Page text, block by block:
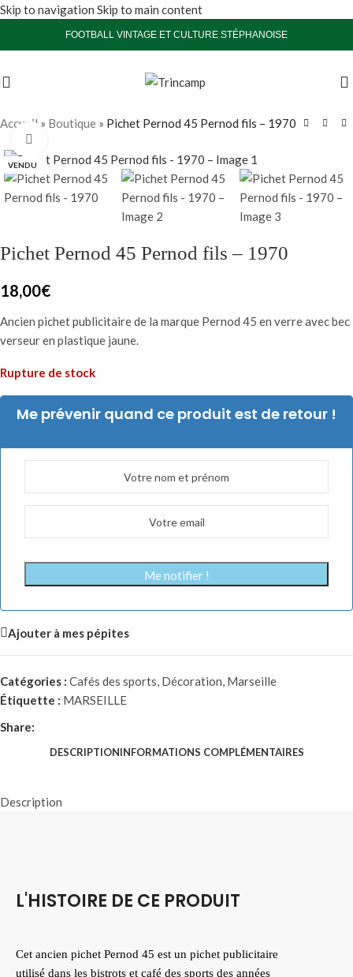
Skip to navigation Skip to main content
FOOTBALL VINTAGE ET CULTURE STÉPHANOISE
Accueil » Boutique » Pichet Pernod 45 Pernod fils – 1970
VENDU
Pichet Pernod 45 Pernod fils – 1970
18,00€
Ancien pichet publicitaire de la marque Pernod 45 en verre avec bec
verseur en plastique jaune.
Rupture de stock
Me prévenir quand ce produit est de retour !
Me notifier !
Ajouter à mes pépites
Catégories : Cafés des sports, Décoration, Marseille
Étiquette : MARSEILLE
Share:
DESCRIPTIONINFORMATIONS COMPLÉMENTAIRES
Description
L'HISTOIRE DE CE PRODUIT
Cet ancien pichet Pernod 45 est un pichet publicitaire
utilisé dans les bistrots et café des sports des années